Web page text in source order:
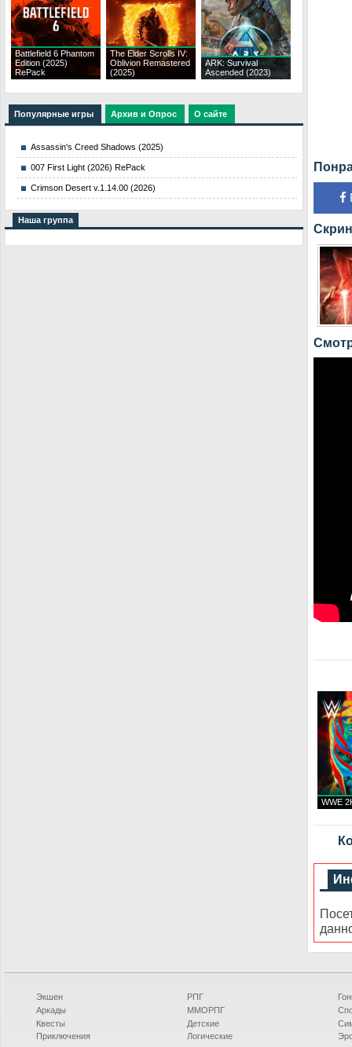
Battlefield 6 Phantom
Edition (2025)
RePack
The Elder Scrolls IV:
Oblivion Remastered
(2025)
ARK: Survival
Ascended (2023)
Популярные игры Архив и Опрос О сайте
Assassin's Creed Shadows (2025)
007 First Light (2026) RePack
Crimson Desert v.1.14.00 (2026)
Наша группа
WWE
Экшен
Аркады
Квесты
Приключения
РПГ
ММОРПГ
Детские
Логические